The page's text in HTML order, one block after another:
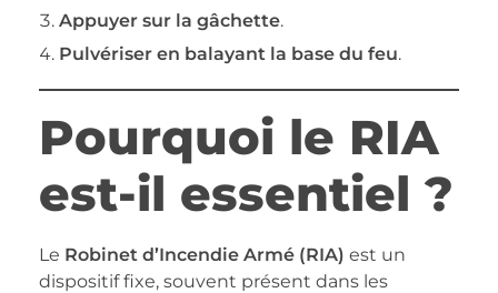
Appuyer sur la gâchette.
Pulvériser en balayant la base du feu.
Pourquoi le RIA
est-il essentiel ?
Le Robinet d’Incendie Armé (RIA) est un
dispositif fixe, souvent présent dans les